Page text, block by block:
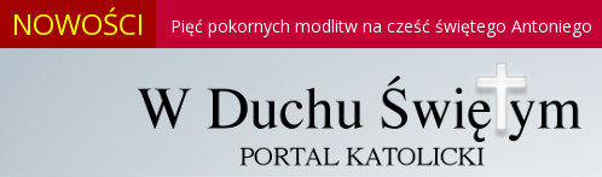
NOWOŚCIPięć pokornych modlitw na cześć świętego Antoniego